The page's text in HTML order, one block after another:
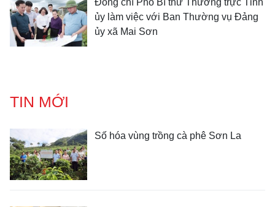
Đồng chí Phó Bí thư Thường trực Tỉnh
ủy làm việc với Ban Thường vụ Đảng
ủy xã Mai Sơn
TIN MỚI
Số hóa vùng trồng cà phê Sơn La